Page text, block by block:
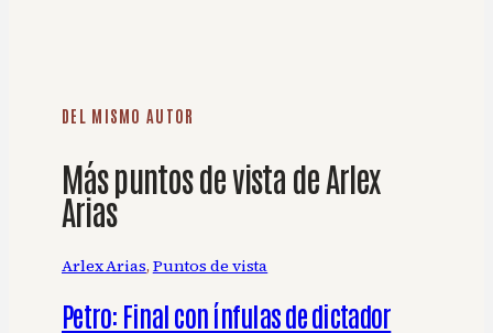
DEL MISMO AUTOR
Más puntos de vista de Arlex
Arias
Arlex Arias, Puntos de vista
Petro: Final con ínfulas de dictador